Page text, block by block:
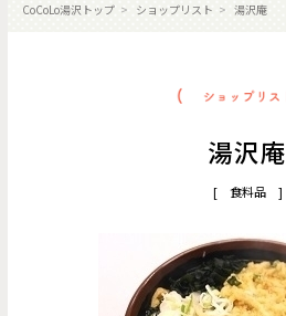
CoCoLo湯沢トップ ショップリスト 湯沢庵
湯沢庵
[ 食料品 ]